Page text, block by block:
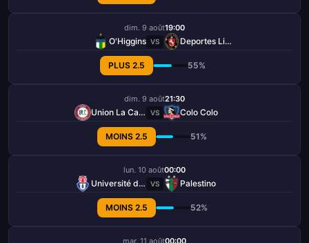
dim. 9 août19:00
O'Higgins VS Deportes Limache
PLUS 2.5 55%
dim. 9 août21:30
Union La Calera VS Colo Colo
MOINS 2.5 51%
lun. 10 août00:00
Université de Chile VS Palestino
MOINS 2.5 52%
mar. 11 août00:00